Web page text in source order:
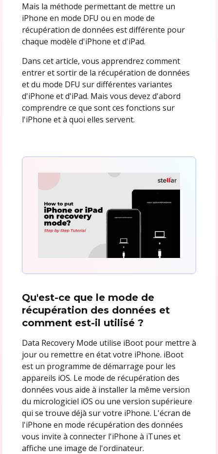
Mais la méthode permettant de mettre un
iPhone en mode DFU ou en mode de
récupération de données est différente pour
chaque modèle d'iPhone et d'iPad.
Dans cet article, vous apprendrez comment
entrer et sortir de la récupération de données
et du mode DFU sur différentes variantes
d'iPhone et d'iPad. Mais vous devez d'abord
comprendre ce que sont ces fonctions sur
l'iPhone et à quoi elles servent.
Qu'est-ce que le mode de
récupération des données et
comment est-il utilisé ?
Data Recovery Mode utilise iBoot pour mettre à
jour ou remettre en état votre iPhone. iBoot
est un programme de démarrage pour les
appareils iOS. Le mode de récupération des
données vous aide à installer la même version
du micrologiciel iOS ou une version supérieure
qui se trouve déjà sur votre iPhone. L'écran de
l'iPhone en mode récupération des données
vous invite à connecter l'iPhone à iTunes et
affiche une image de l'ordinateur.